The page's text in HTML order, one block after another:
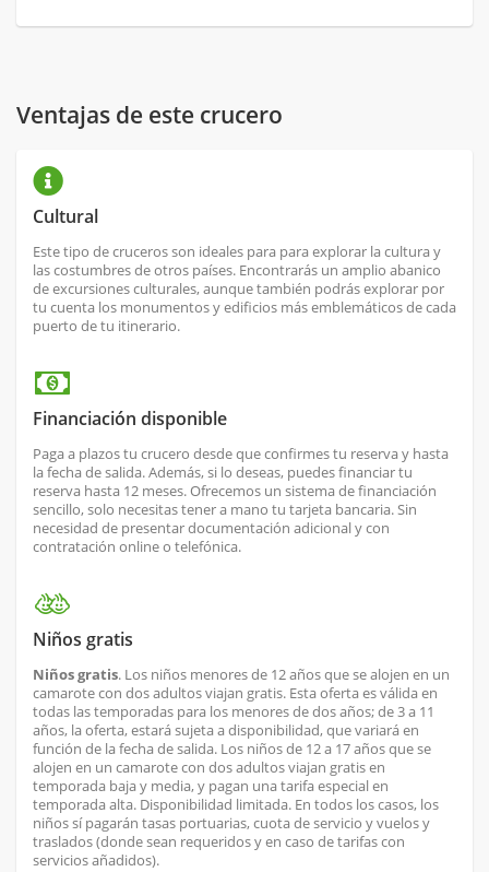
Ventajas de este crucero
Cultural
Este tipo de cruceros son ideales para para explorar la cultura y
las costumbres de otros países. Encontrarás un amplio abanico
de excursiones culturales, aunque también podrás explorar por
tu cuenta los monumentos y edificios más emblemáticos de cada
puerto de tu itinerario.
Financiación disponible
Paga a plazos tu crucero desde que confirmes tu reserva y hasta
la fecha de salida. Además, si lo deseas, puedes financiar tu
reserva hasta 12 meses. Ofrecemos un sistema de financiación
sencillo, solo necesitas tener a mano tu tarjeta bancaria. Sin
necesidad de presentar documentación adicional y con
contratación online o telefónica.
Niños gratis
Niños gratis. Los niños menores de 12 años que se alojen en un
camarote con dos adultos viajan gratis. Esta oferta es válida en
todas las temporadas para los menores de dos años; de 3 a 11
años, la oferta, estará sujeta a disponibilidad, que variará en
función de la fecha de salida. Los niños de 12 a 17 años que se
alojen en un camarote con dos adultos viajan gratis en
temporada baja y media, y pagan una tarifa especial en
temporada alta. Disponibilidad limitada. En todos los casos, los
niños sí pagarán tasas portuarias, cuota de servicio y vuelos y
traslados (donde sean requeridos y en caso de tarifas con
servicios añadidos).